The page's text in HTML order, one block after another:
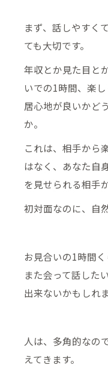
まず、話しやすく
ても大切です。
年収とか見た目と
いでの1時間、楽
居心地が良いかど
か。
これは、相手から
はなく、あなた自
を見せられる相手
初対面なのに、自
お見合いの1時間
また会って話した
出来ないかもしれ
人は、多角的なの
えてきます。